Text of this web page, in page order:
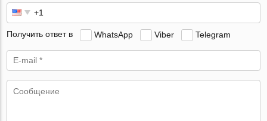
Получить ответ в WhatsApp Viber Telegram